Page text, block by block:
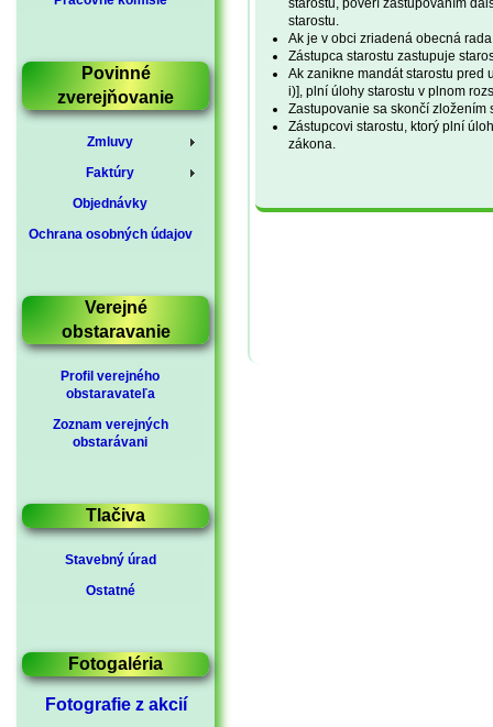
Povinné
zverejňovanie
Zmluvy
Faktúry
Objednávky
Ochrana osobných údajov
Verejné
obstaravanie
Profil verejného
obstaravateľa
Zoznam verejných
obstarávani
Tlačiva
Stavebný úrad
Ostatné
Fotogaléria
Fotografie z akcií
starostu, poverí zastupovaním
starostu.
Ak je v obci zriadená obecná
Zástupca starostu zastupuje
Ak zanikne mandát starostu pred
i)], plní úlohy starostu v plnom
Zastupovanie sa skončí
Zástupcovi starostu, ktorý plní
zákona.